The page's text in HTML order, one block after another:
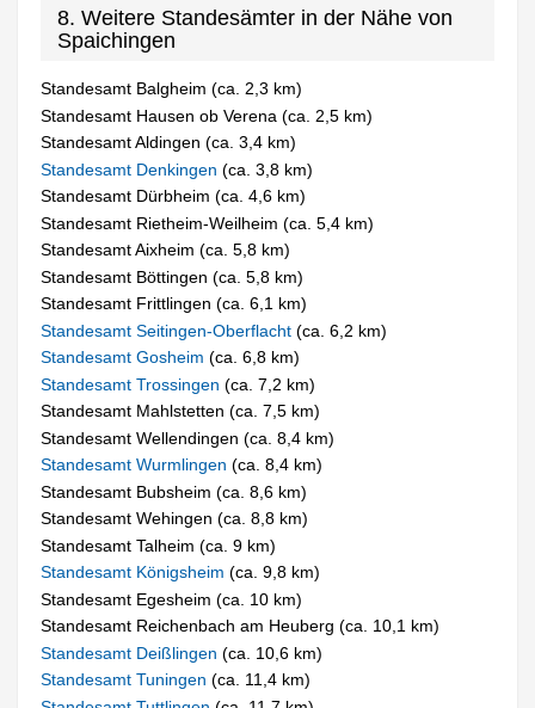
8. Weitere Standesämter in der Nähe von
Spaichingen
Standesamt Balgheim (ca. 2,3 km)
Standesamt Hausen ob Verena (ca. 2,5 km)
Standesamt Aldingen (ca. 3,4 km)
Standesamt Denkingen(ca. 3,8 km)
Standesamt Dürbheim (ca. 4,6 km)
Standesamt Rietheim-Weilheim (ca. 5,4 km)
Standesamt Aixheim (ca. 5,8 km)
Standesamt Böttingen (ca. 5,8 km)
Standesamt Frittlingen (ca. 6,1 km)
Standesamt Seitingen-Oberflacht(ca. 6,2 km)
Standesamt Gosheim(ca. 6,8 km)
Standesamt Trossingen(ca. 7,2 km)
Standesamt Mahlstetten (ca. 7,5 km)
Standesamt Wellendingen (ca. 8,4 km)
Standesamt Wurmlingen(ca. 8,4 km)
Standesamt Bubsheim (ca. 8,6 km)
Standesamt Wehingen (ca. 8,8 km)
Standesamt Talheim (ca. 9 km)
Standesamt Königsheim(ca. 9,8 km)
Standesamt Egesheim (ca. 10 km)
Standesamt Reichenbach am Heuberg (ca. 10,1 km)
Standesamt Deißlingen(ca. 10,6 km)
Standesamt Tuningen(ca. 11,4 km)